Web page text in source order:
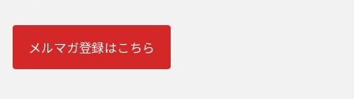
メルマガ登録はこちら